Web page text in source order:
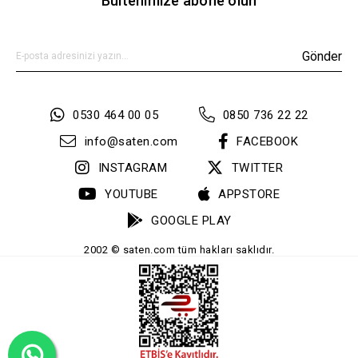
Gönder
0530 464 00 05
0850 736 22 22
info@saten.com
FACEBOOK
INSTAGRAM
TWITTER
YOUTUBE
APPSTORE
GOOGLE PLAY
2002 © saten.com tüm hakları saklıdır.